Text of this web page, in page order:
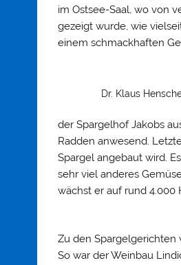
im Ostsee-Saal, wo von
gezeigt wurde, wie
einem schmackhaften
Dr. Klaus
der Spargelhof Jakobs
Radden anwesend.
Spargel angebaut wird.
sehr viel anderes
wächst er auf rund 4.000
Zu den Spargelgerichten
So war der Weinbau